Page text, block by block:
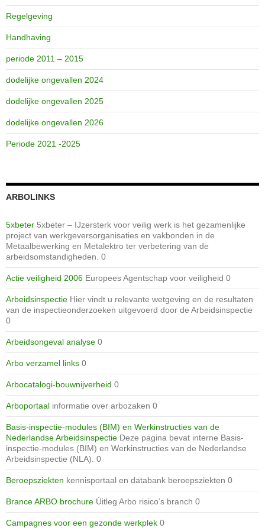
Regelgeving
Handhaving
periode 2011 – 2015
dodelijke ongevallen 2024
dodelijke ongevallen 2025
dodelijke ongevallen 2026
Periode 2021 -2025
ARBOLINKS
5xbeter 5xbeter – IJzersterk voor veilig werk is het gezamenlijke
project van werkgeversorganisaties en vakbonden in de
Metaalbewerking en Metalektro ter verbetering van de
arbeidsomstandigheden. 0
Actie veiligheid 2006 Europees Agentschap voor veiligheid 0
Arbeidsinspectie Hier vindt u relevante wetgeving en de resultaten
van de inspectieonderzoeken uitgevoerd door de Arbeidsinspectie
0
Arbeidsongeval analyse 0
Arbo verzamel links 0
Arbocatalogi-bouwnijverheid 0
Arboportaal informatie over arbozaken 0
Basis-inspectie-modules (BIM) en Werkinstructies van de
Nederlandse Arbeidsinspectie Deze pagina bevat interne Basis-
inspectie-modules (BIM) en Werkinstructies van de Nederlandse
Arbeidsinspectie (NLA). 0
Beroepsziekten kennisportaal en databank beroepsziekten 0
Brance ARBO brochure Úitleg Arbo risico’s branch 0
Campagnes voor een gezonde werkplek 0